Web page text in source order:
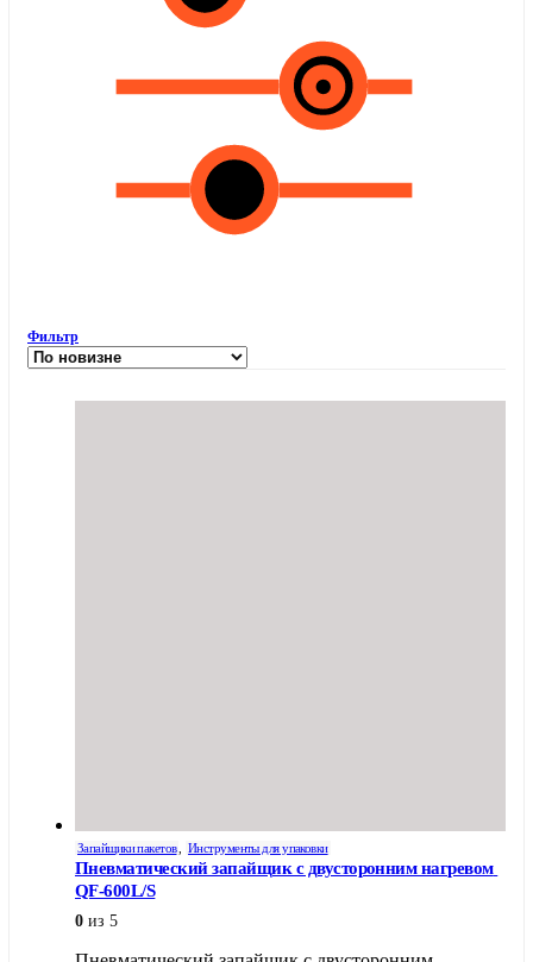
Фильтр
Запайщики пакетов, Инструменты для упаковки
Пневматический запайщик с двусторонним нагревом
QF-600L/S
0 из 5